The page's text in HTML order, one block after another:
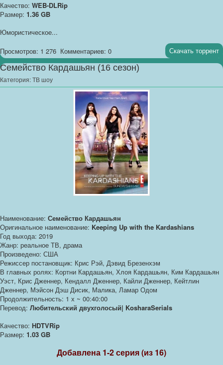
Качество: WEB-DLRip
Размер: 1.36 GB
Юмористическое...
Просмотров: 1 276 Комментариев: 0 Скачать торрент
Семейство Кардашьян (16 сезон)
Категория:ТВ шоу
Наименование: Семейство Кардашьян
Оригинальное наименование: Keeping Up with the Kardashians
Год выхода: 2019
Жанр: реальное ТВ, драма
Произведено: США
Режиссер постановщик: Крис Рэй, Дэвид Брезенхэм
В главных ролях: Кортни Кардашьян, Хлоя Кардашьян, Ким Кардашьян
Уэст, Крис Дженнер, Кендалл Дженнер, Кайли Дженнер, Кейтлин
Дженнер, Мэйсон Дэш Дисик, Малика, Ламар Одом
Продолжительность: 1 х ~ 00:40:00
Перевод: Любительский двухголосый| KosharaSerials
Качество: HDTVRip
Размер: 1.03 GB
Добавлена 1-2 серия (из 16)